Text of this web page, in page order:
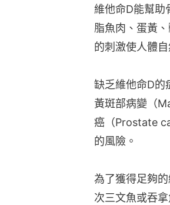
維他命D能幫助
脂魚肉、蛋黃
的刺激使人體自
缺乏維他命D的
黃斑部病變（
癌（Prostate
的風險。
為了獲得足夠
次三文魚或吞